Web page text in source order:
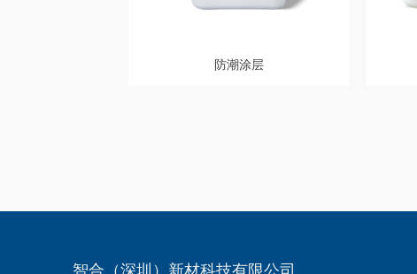
防潮涂层
智合（深圳）新材科技有限公司